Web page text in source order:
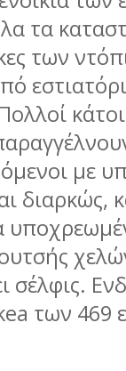
τα
των
με
διαρκώς,
των 469